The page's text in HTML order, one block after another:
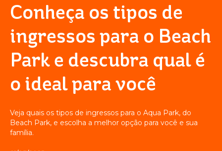
RESORTS
VILA AZUL DO MAR
O DESTINO
Voltar
PARK
RESORT
Conheça os tipos de
ingressos para o Beach
Park e descubra qual é
o ideal para você
Veja quais os tipos de ingressos para o Aqua Park, do
Beach Park, e escolha a melhor opção para você e sua
família.